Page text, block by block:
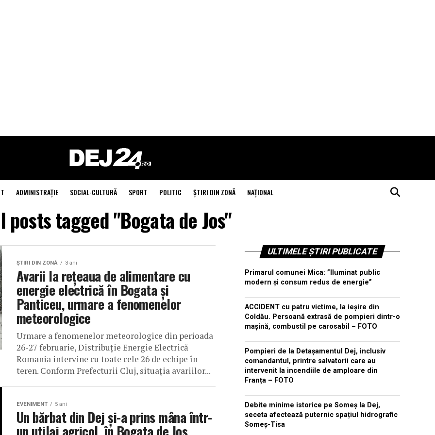
ADMINISTRAŢIE SOCIAL-CULTURĂ SPORT POLITIC ŞTIRI DIN ZONĂ NAŢIONAL
posts tagged "Bogata de Jos"
ŞTIRI DIN ZONĂ 3 ani
Avarii la rețeaua de alimentare cu
energie electrică în Bogata și
Panticeu, urmare a fenomenelor
meteorologice
Urmare a fenomenelor meteorologice din perioada
26-27 februarie, Distribuție Energie Electrică
Romania intervine cu toate cele 26 de echipe în
teren. Conform Prefecturii Cluj, situația avariilor...
EVENIMENT 5 ani
Un bărbat din Dej și-a prins mâna într-
un utilaj agricol, în Bogata de Jos
ULTIMELE ȘTIRI PUBLICATE
Primarul comunei Mica: ”Iluminat public
modern și consum redus de energie”
ACCIDENT cu patru victime, la ieșire din
Coldău. Persoană extrasă de pompieri dintr-o
mașină, combustil pe carosabil – FOTO
Pompieri de la Detașamentul Dej, inclusiv
comandantul, printre salvatorii care au
intervenit la incendiile de amploare din
Franța – FOTO
Debite minime istorice pe Someș la Dej,
seceta afectează puternic spațiul hidrografic
Someș-Tisa